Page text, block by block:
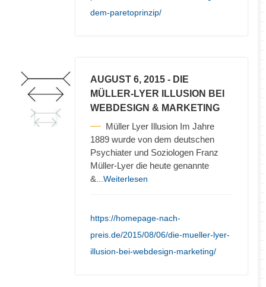
dem-paretoprinzip/
AUGUST 6, 2015 - DIE
MÜLLER-LYER ILLUSION BEI
WEBDESIGN & MARKETING
Müller Lyer Illusion Im Jahre
1889 wurde von dem deutschen
Psychiater und Soziologen Franz
Müller-Lyer die heute genannte
& ...Weiterlesen
https://homepage-nach-
preis.de/2015/08/06/die-mueller-lyer-
illusion-bei-webdesign-marketing/